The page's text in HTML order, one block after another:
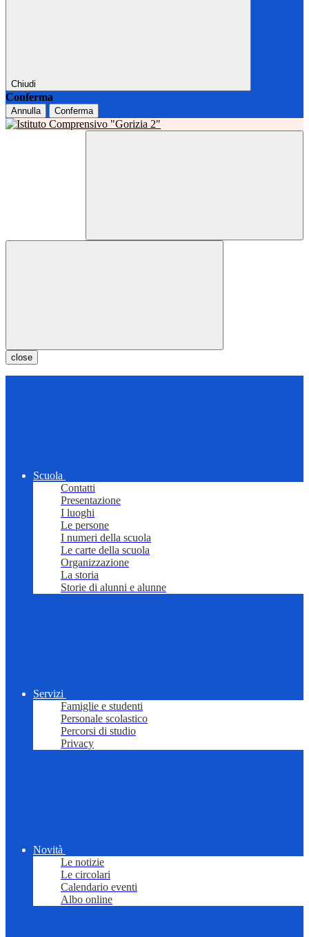
Chiudi
Conferma
Annulla Conferma
close
Scuola
Contatti
Presentazione
I luoghi
Le persone
I numeri della scuola
Le carte della scuola
Organizzazione
La storia
Storie di alunni e alunne
Servizi
Famiglie e studenti
Personale scolastico
Percorsi di studio
Privacy
Novità
Le notizie
Le circolari
Calendario eventi
Albo online